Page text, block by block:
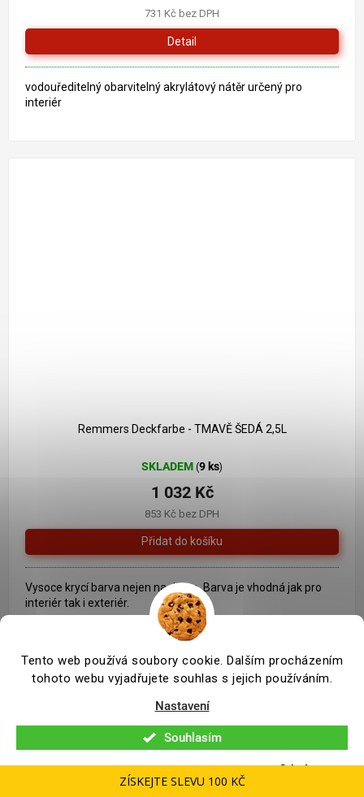
Tento web používá soubory cookie. Dalším procházením
tohoto webu vyjadřujete souhlas s jejich používáním.
Nastavení
Odmítnout
Souhlasím
731 Kč bez DPH
Detail
vodouředitelný obarvitelný akrylátový nátěr určený pro
interiér
Remmers Deckfarbe - TMAVĚ ŠEDÁ 2,5L
SKLADEM (9 ks)
853 Kč bez DPH
1 032 Kč
Vysoce krycí barva nejen na dřevo. Barva je vhodná jak pro
interiér tak i exteriér.
ZÍSKEJTE SLEVU 100 KČ